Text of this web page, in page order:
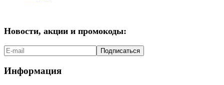
Новости, акции и промокоды:
Подписаться
Информация